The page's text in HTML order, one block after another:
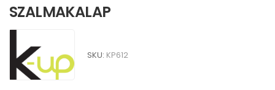
SZALMAKALAP
SKU: KP612